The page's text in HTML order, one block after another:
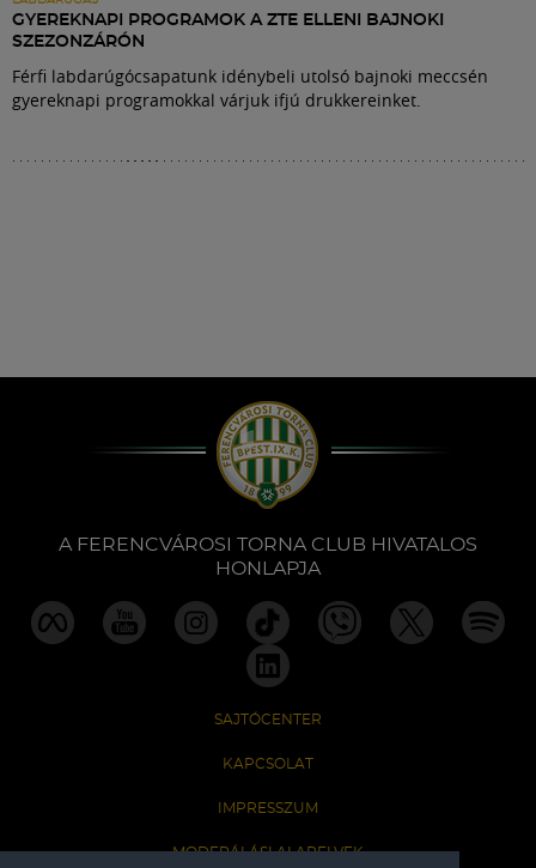
GYEREKNAPI PROGRAMOK A ZTE ELLENI BAJNOKI
SZEZONZÁRÓN
Férfi labdarúgócsapatunk idénybeli utolsó bajnoki meccsén
gyereknapi programokkal várjuk ifjú drukkereinket.
A FERENCVÁROSI TORNA CLUB HIVATALOS
HONLAPJA
SAJTÓCENTER
KAPCSOLAT
IMPRESSZUM
MODERÁLÁSI ALAPELVEK